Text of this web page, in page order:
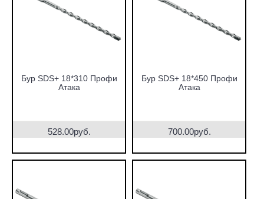
Бур SDS+ 18*310 Профи
Атака
528.00руб.
Бур SDS+ 18*450 Профи
Атака
700.00руб.